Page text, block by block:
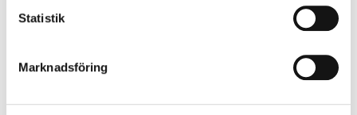
Statistik
Marknadsföring